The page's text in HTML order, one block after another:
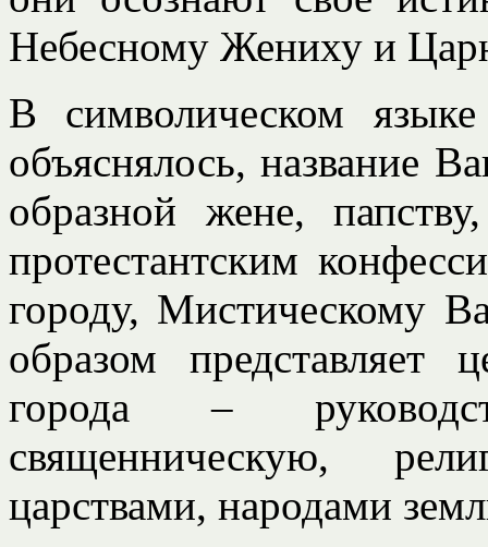
Небесному Жениху и
В символическом
объяснялось, название
образной жене,
протестантским
городу, Мистическому
образом представляет
города –
священническую,
царствами, народами